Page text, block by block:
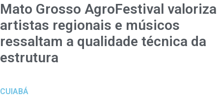
Mato Grosso AgroFestival valoriza
artistas regionais e músicos
ressaltam a qualidade técnica da
estrutura
CUIABÁ